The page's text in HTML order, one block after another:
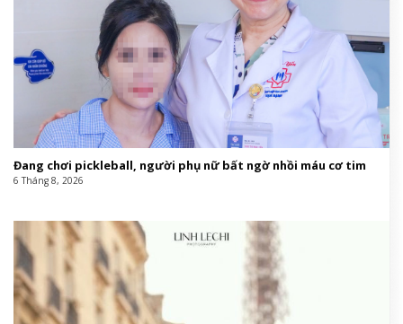
Đang chơi pickleball, người phụ nữ bất ngờ nhồi máu cơ tim
6 Tháng 8, 2026